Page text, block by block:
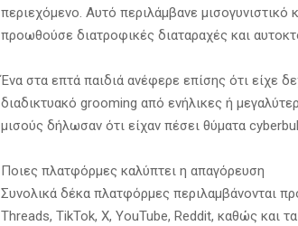
περιεχόμενο. Αυτό περιλάμβανε μισογυνιστικό
προωθούσε διατροφικές διαταραχές και
Ένα στα επτά παιδιά ανέφερε επίσης ότι είχε
διαδικτυακό grooming από ενήλικες ή
μισούς δήλωσαν ότι είχαν πέσει θύματα
Ποιες πλατφόρμες καλύπτει η απαγόρευση
Συνολικά δέκα πλατφόρμες περιλαμβάνονται
Threads, TikTok, X, YouTube, Reddit, καθώς και